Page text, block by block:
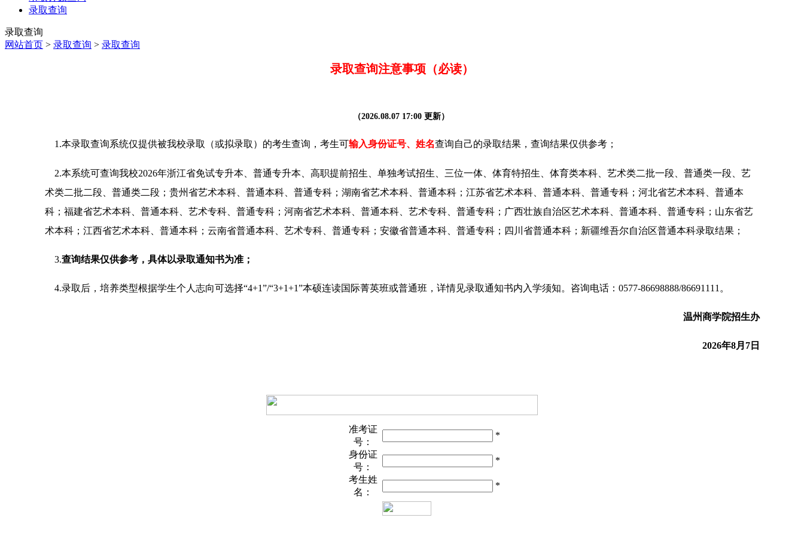
录取查询
录取查询
网站首页 > 录取查询 > 录取查询
录取查询注意事项（必读）
（2026.08.0717:00 更新）
1.本录取查询系统仅提供被我校录取（或拟录取）的考生查询，考生可输入身份证号、姓名查询自己的录取结果，查询结果仅供参考；
2.本系统可查询我校2026年浙江省免试专升本、普通专升本、高职提前招生、单独考试招生、三位一体、体育特招生、体育类本科、艺术类二批一段、普通类一段、艺
术类二批二段、普通类二段；贵州省艺术本科、普通本科、普通专科；湖南省艺术本科、普通本科；江苏省艺术本科、普通本科、普通专科；河北省艺术本科、普通本
科；福建省艺术本科、普通本科、艺术专科、普通专科；河南省艺术本科、普通本科、艺术专科、普通专科；广西壮族自治区艺术本科、普通本科、普通专科；山东省艺
术本科；江西省艺术本科、普通本科；云南省普通本科、艺术专科、普通专科；安徽省普通本科、普通专科；四川省普通本科；新疆维吾尔自治区普通本科录取结果；
3.查询结果仅供参考，具体以录取通知书为准；
4.录取后，培养类型根据学生个人志向可选择“4+1”/“3+1+1”本硕连读国际菁英班或普通班，详情见录取通知书内入学须知。咨询电话：0577-86698888/86691111。
温州商学院招生办
2026年8月7日
准考证
号：
*
身份证
号：
*
考生姓
名：
*